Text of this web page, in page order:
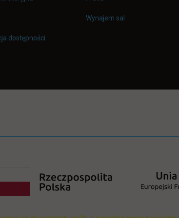
dostępności
Wynajem sal